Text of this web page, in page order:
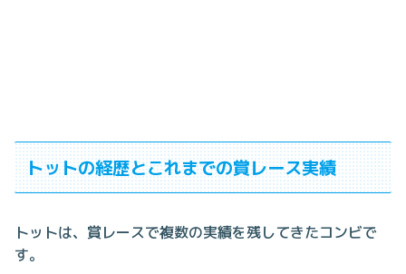
トットの経歴とこれまでの賞レース実績
トットは、賞レースで複数の実績を残してきたコンビで
す。